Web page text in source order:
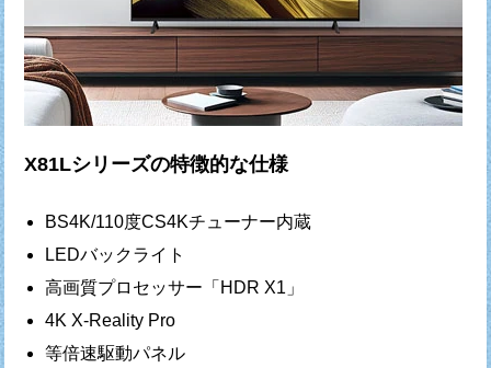
X81Lシリーズの特徴的な仕様
BS4K/110度CS4Kチューナー内蔵
LEDバックライト
高画質プロセッサー「HDR X1」
4K X-Reality Pro
等倍速駆動パネル